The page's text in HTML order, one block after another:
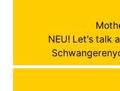
NEU! Let's talk